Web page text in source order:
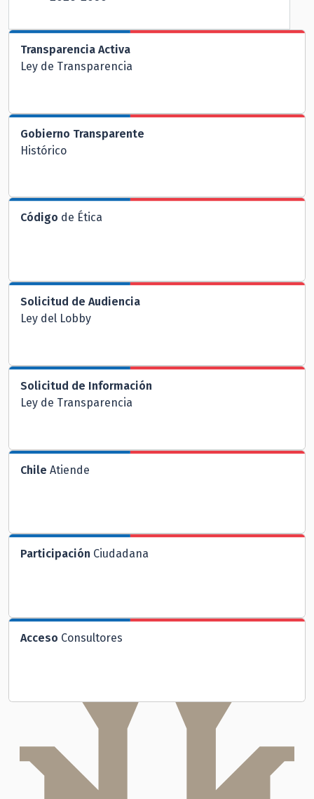
Transparencia Activa
Ley de Transparencia
Gobierno Transparente
Histórico
Código de Ética
Solicitud de Audiencia
Ley del Lobby
Solicitud de Información
Ley de Transparencia
Chile Atiende
Participación Ciudadana
Acceso Consultores